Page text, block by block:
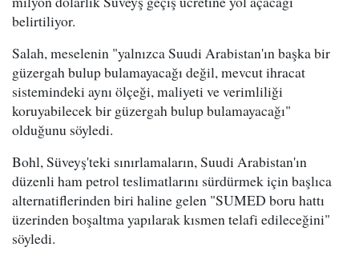
belirtiliyor.
Salah, meselenin "yalnızca Suudi Arabistan'ın başka bir
güzergah bulup bulamayacağı değil, mevcut ihracat
sistemindeki aynı ölçeği, maliyeti ve verimliliği
koruyabilecek bir güzergah bulup bulamayacağı"
olduğunu söyledi.
Bohl, Süveyş'teki sınırlamaların, Suudi Arabistan'ın
düzenli ham petrol teslimatlarını sürdürmek için başlıca
alternatiflerinden biri haline gelen "SUMED boru hattı
üzerinden boşaltma yapılarak kısmen telafi edileceğini"
söyledi.